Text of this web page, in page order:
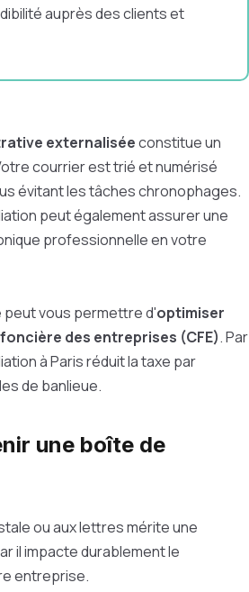
auprès des clients et
externaliséeconstitue un
courrier est trié et numérisé
évitant les tâches chronophages.
peut également assurer une
professionnelle en votre
peut vous permettre d'optimiser
des entreprises (CFE). Par
à Paris réduit la taxe par
de banlieue.
une boîte de
ou aux lettres mérite une
il impacte durablement le
entreprise.